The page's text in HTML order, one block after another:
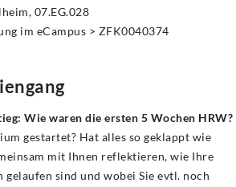
07.EG.028
im eCampus > ZFK0040374
Wie waren die ersten 5 Wochen HRW?
gestartet? Hat alles so geklappt wie
mit Ihnen reflektieren, wie Ihre
gelaufen sind und wobei Sie evtl. noch